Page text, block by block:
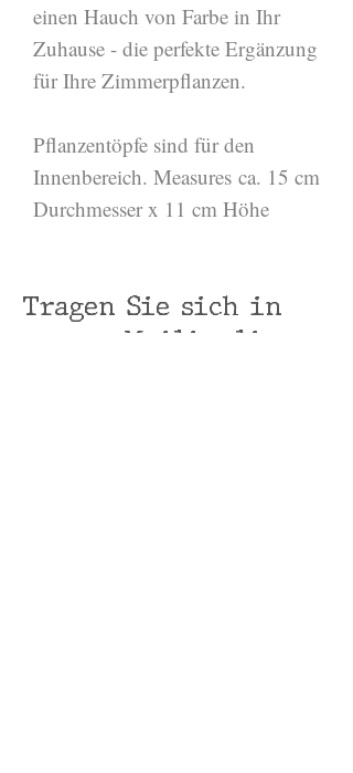
einen Hauch von Farbe in Ihr
Zuhause - die perfekte Ergänzung
für Ihre Zimmerpflanzen.
Pflanzentöpfe sind für den
Innenbereich. Measures ca. 15 cm
Durchmesser x 11 cm Höhe
Tragen Sie sich in
unsere Mailingliste